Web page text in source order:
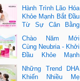
Hành Trình Lão Hóa
Khỏe Mạnh Bắt Đầu
Từ Sự Cân Bằng
Chào Năm Mới
Cùng Neubria - Khởi
Đầu Khỏe Mạnh
Những Trend DHA
Khiến Nhiều Mẹ